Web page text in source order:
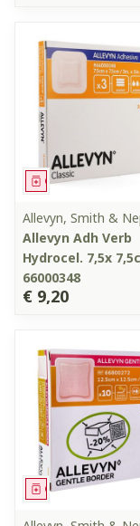
Geneesmiddel
Allevyn, Smith &
Allevyn Adh Verb
Hydrocel. 7,5x
66000348
€ 9,20
Geneesmiddel